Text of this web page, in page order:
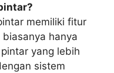
memiliki fitur
biasanya hanya
yang lebih
sistem